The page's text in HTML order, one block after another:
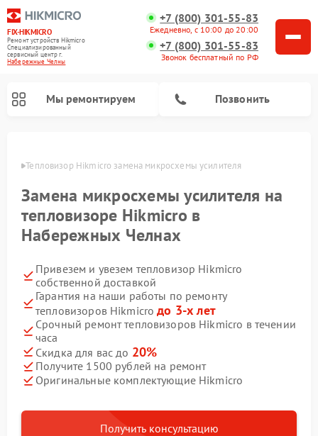
FIX-HIKMICRO
Ремонт устройств Hikmicro
Специализированный
cервисный центр г.
Набережные Челны
+7 (800) 301-55-83
Ежедневно, с 10:00 до 20:00
+7 (800) 301-55-83
Звонок бесплатный по РФ
Мы ремонтируем Позвонить
Тепловизор Hikmicro замена микросхемы усилителя
Замена микросхемы усилителя на
тепловизоре Hikmicro в
Набережных Челнах
Привезем и увезем тепловизор Hikmicro
собственной доставкой
Гарантия на наши работы по ремонту
тепловизоров Hikmicroдо 3-х лет
Срочный ремонт тепловизоров Hikmicro в течении
часа
Скидка для вас до 20%
Получите 1500 рублей на ремонт
Оригинальные комплектующие Hikmicro
Получить консультацию